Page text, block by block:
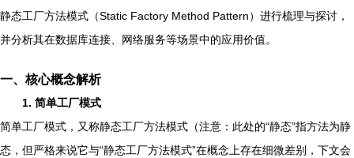
静态工厂方法模式（Static Factory Method Pattern）进行梳理与探讨，
并分析其在数据库连接、网络服务等场景中的应用价值。
一、核心概念解析
1. 简单工厂模式
简单工厂模式，又称静态工厂方法模式（注意：此处的“静态”指方法为静
态，但严格来说它与“静态工厂方法模式”在概念上存在细微差别，下文会